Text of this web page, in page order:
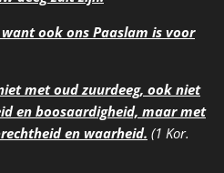
ook ons Paaslam is voor
met oud zuurdeeg, ook niet
en boosaardigheid, maar met
en waarheid. (1 Kor.